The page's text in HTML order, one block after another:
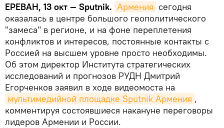
ЕРЕВАН, 13 окт — Sputnik. Армения сегодня
оказалась в центре большого геополитического
"замеса" в регионе, и на фоне переплетения
конфликтов и интересов, постоянные контакты с
Россией на высшем уровне просто необходимы.
Об этом директор Института стратегических
исследований и прогнозов РУДН Дмитрий
Егорченков заявил в ходе видеомоста на
мультимедийной площадке Sputnik Армения ,
комментируя состоявшиеся накануне переговоры
лидеров Армении и России.